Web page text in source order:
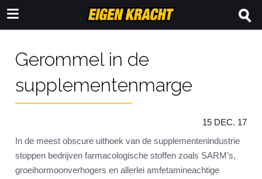
Gerommel in de
supplementenmarge
15 DEC. 17
In de meest obscure uithoek van de supplementenindustrie
stoppen bedrijven farmacologische stoffen zoals SARM’s,
groeihormoonverhogers en allerlei amfetamineachtige